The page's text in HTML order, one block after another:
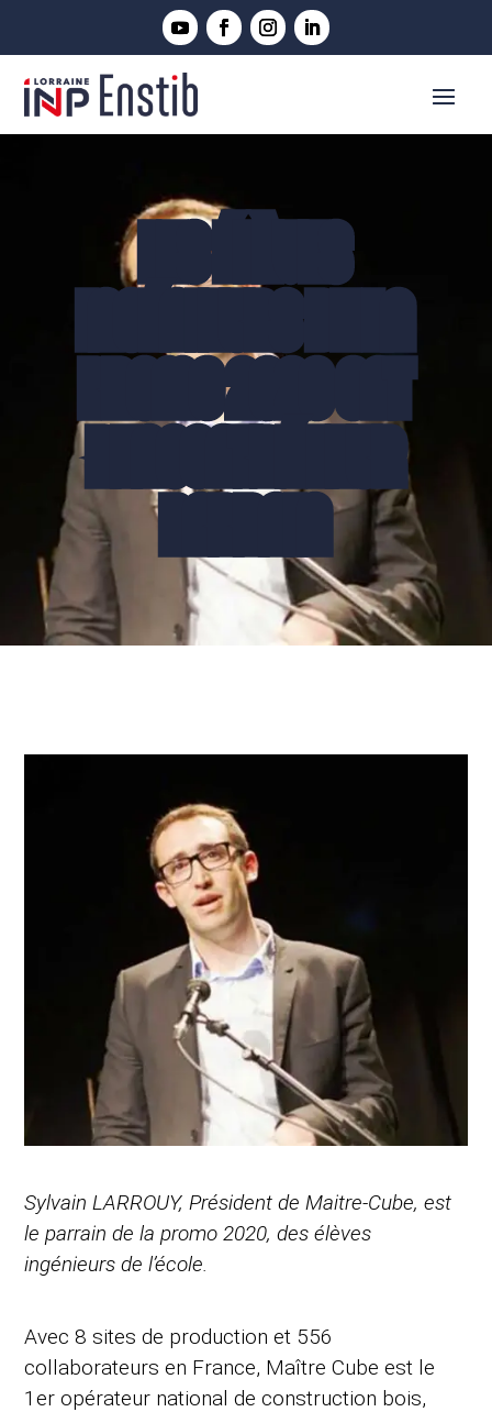
LES ÉLÈVES
INGÉNIEURS DE LA
PROMO 2020 ONT
Sylvain LARROUY, Président de Maitre-Cube, est
le parrain de la promo 2020, des élèves
ingénieurs de l’école.
Avec 8 sites de production et 556
collaborateurs en France, Maître Cube est le
1er opérateur national de construction bois,